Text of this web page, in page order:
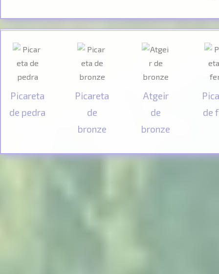
Picareta
de pedra
Picareta
de
bronze
Atgeir
de
bronze
de